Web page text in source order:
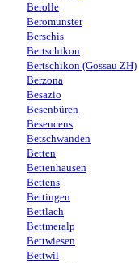
Berolle
Beromünster
Berschis
Bertschikon
Bertschikon (Gossau ZH)
Berzona
Besazio
Besenbüren
Besencens
Betschwanden
Betten
Bettenhausen
Bettens
Bettingen
Bettlach
Bettmeralp
Bettwiesen
Bettwil